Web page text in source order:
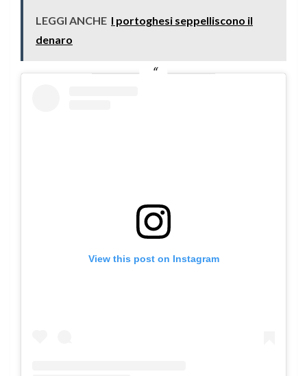
LEGGI ANCHE I portoghesi seppelliscono il
denaro
View this post on Instagram